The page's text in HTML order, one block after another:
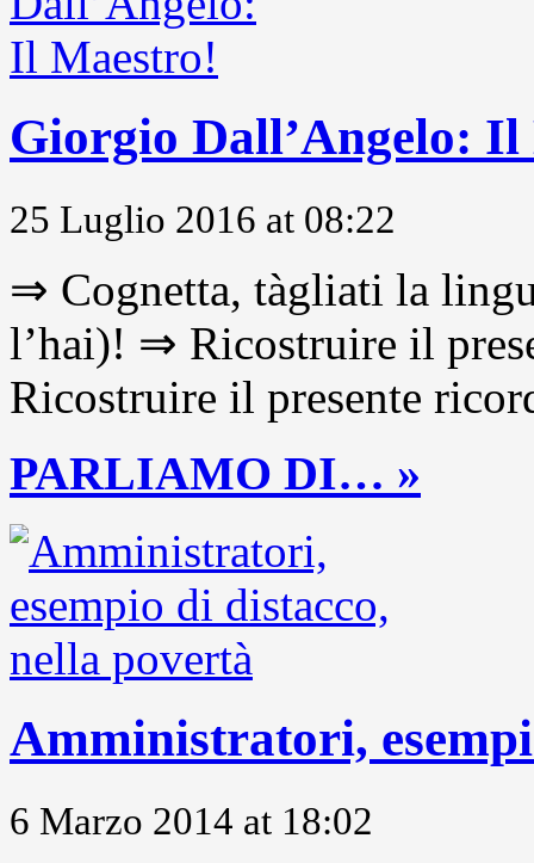
Giorgio Dall’Angelo:
25 Luglio 2016 at 08:22
⇒ Cognetta, tàgliati la
l’hai)! ⇒ Ricostruire il
Ricostruire il presente
PARLIAMO DI… »
Amministratori,
6 Marzo 2014 at 18:02